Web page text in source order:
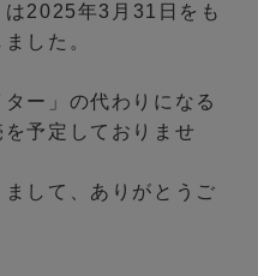
は2025年3月31日をも
した。
ー」の代わりになる
予定しておりませ
して、ありがとうご